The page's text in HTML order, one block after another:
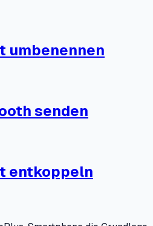
umbenennen
senden
entkoppeln